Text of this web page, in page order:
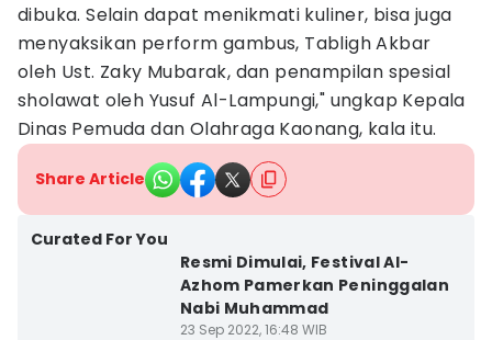
dibuka. Selain dapat menikmati kuliner, bisa juga
menyaksikan perform gambus, Tabligh Akbar
oleh Ust. Zaky Mubarak, dan penampilan spesial
sholawat oleh Yusuf Al-Lampungi," ungkap Kepala
Dinas Pemuda dan Olahraga Kaonang, kala itu.
Share Article
Curated For You
Resmi Dimulai, Festival Al-
Azhom Pamerkan Peninggalan
Nabi Muhammad
23 Sep 2022, 16:48 WIB